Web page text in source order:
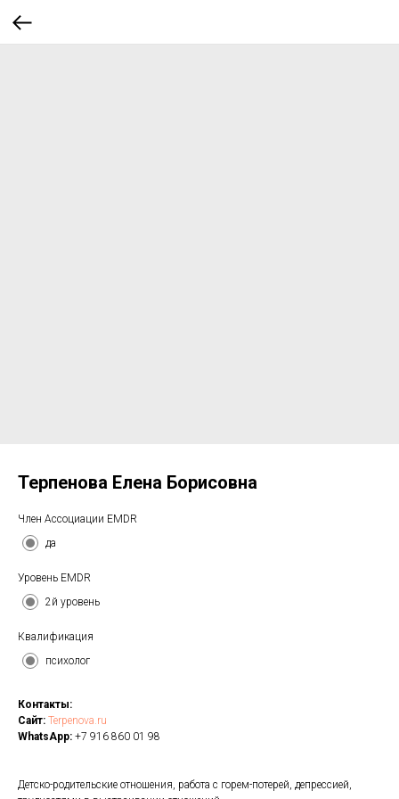
Терпенова Елена Борисовна
Член Ассоциации EMDR
да
Уровень EMDR
2й уровень
Квалификация
психолог
Контакты:
Сайт: Terpenova.ru
WhatsApp: +7 916 860 01 98
Детско-родительские отношения, работа с горем-потерей, депрессией,